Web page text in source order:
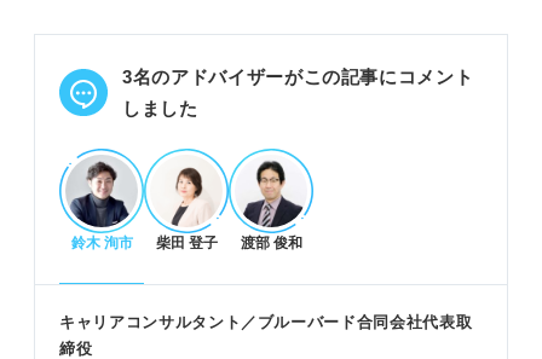
POINT：具体的なエピソードで粘り強さを示すこと
が重要。
効果的な自己PRの構成とコツ
「強み→エピソード→入社後の貢献」の構成で伝え
最後までやりきる力や精神的な強さをアピールす
る。
3名のアドバイザーがこの記事にコメント
しました
鈴木 洵市 柴田 登子 渡部 俊和
キャリアコンサルタント／ブルーバード合同会社代表取
締役